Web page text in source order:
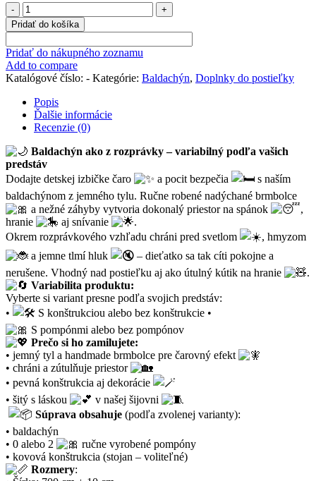
množstvo
Pompový
baldachýn
"
Čajový"
Pridať do košíka
Pridať do nákupného zoznamu
Add to compare
Katalógové číslo: - Kategórie: Baldachýn, Doplnky do postieľky
Popis
Ďalšie informácie
Recenzie (0)
Baldachýn ako z rozprávky – variabilný podľa vašich
predstáv
Dodajte detskej izbičke čaro
a pocit bezpečia
s naším
baldachýnom z jemného tylu. Ručne robené nadýchané brmbolce
a nežné záhyby vytvoria dokonalý priestor na spánok
,
hranie
aj snívanie
.
Okrem rozprávkového vzhľadu chráni pred svetlom
, hmyzom
a jemne tlmí hluk
– dieťatko sa tak cíti pokojne a
nerušene. Vhodný nad postieľku aj ako útulný kútik na hranie
.
Variabilita produktu:
Vyberte si variant presne podľa svojich predstáv:
•
S konštrukciou alebo bez konštrukcie •
S pompónmi alebo bez pompónov
Prečo si ho zamilujete:
• jemný tyl a handmade brmbolce pre čarovný efekt
• chráni a zútulňuje priestor
• pevná konštrukcia aj dekorácie
• šitý s láskou
v našej šijovni
Súprava obsahuje (podľa zvolenej varianty):
• baldachýn
• 0 alebo 2
ručne vyrobené pompóny
• kovová konštrukcia (stojan – voliteľné)
Rozmery: